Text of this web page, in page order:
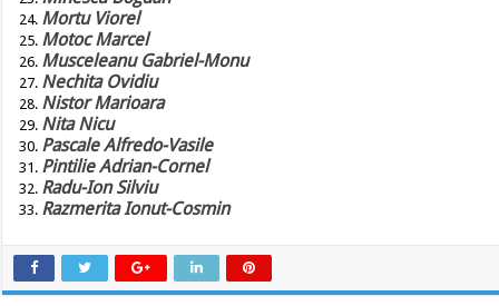
Mortu Viorel
Motoc Marcel
Musceleanu Gabriel-Monu
Nechita Ovidiu
Nistor Marioara
Nita Nicu
Pascale Alfredo-Vasile
Pintilie Adrian-Cornel
Radu-Ion Silviu
Razmerita Ionut-Cosmin